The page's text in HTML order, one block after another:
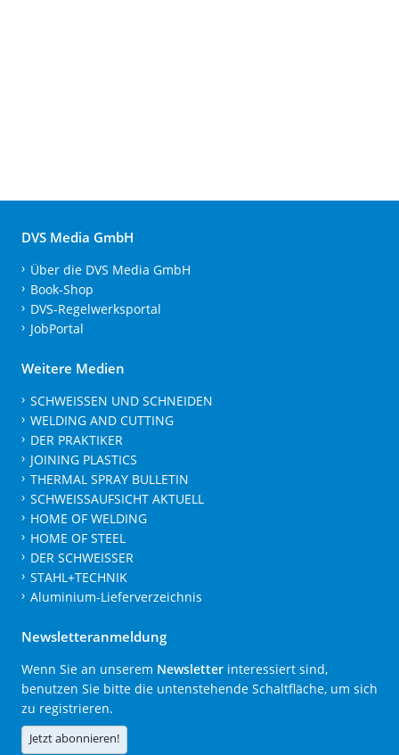
DVS Media GmbH
Über die DVS Media GmbH
Book-Shop
DVS-Regelwerksportal
JobPortal
Weitere Medien
SCHWEISSEN UND SCHNEIDEN
WELDING AND CUTTING
DER PRAKTIKER
JOINING PLASTICS
THERMAL SPRAY BULLETIN
SCHWEISSAUFSICHT AKTUELL
HOME OF WELDING
HOME OF STEEL
DER SCHWEISSER
STAHL+TECHNIK
Aluminium-Lieferverzeichnis
Newsletteranmeldung
Wenn Sie an unserem Newsletter interessiert sind,
benutzen Sie bitte die untenstehende Schaltfläche, um sich
zu registrieren.
Jetzt abonnieren!